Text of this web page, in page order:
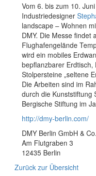
Vom 6. bis zum 10.
Industriedesigner
landscape – Wohnen
DMY. Die Messe findet
Flughafengelände
wird ein mobiles
bepflanzbarer
Stolpersteine „seltene
Die Arbeiten sind im
durch die Kunststiftung
Bergische Stiftung im
http://dmy-berlin.com/
DMY Berlin GmbH &
Am Flutgraben 3
12435 Berlin
Zurück zur Übersicht